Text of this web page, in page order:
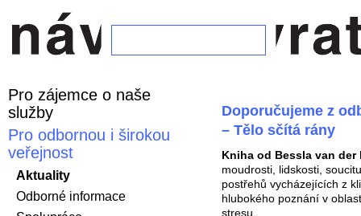
Pro zájemce o naše
služby
Pro odbornou i širokou
veřejnost
Aktuality
Odborné informace
Doporučujeme z
– Tělo sčítá rány
Kniha od Bessla van der
moudrosti, lidskosti,
postřehů vycházejících z
hlubokého poznání v
stresu.